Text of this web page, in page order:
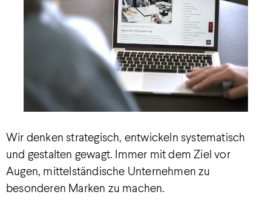
Wir denken strategisch, entwickeln systematisch
und gestalten gewagt. Immer mit dem Ziel vor
Augen, mittelständische Unternehmen zu
besonderen Marken zu machen.